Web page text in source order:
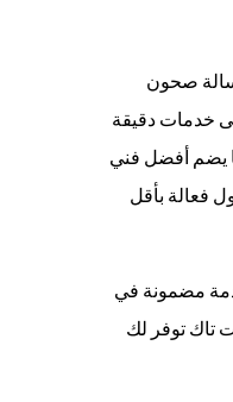
صحون
خدمات دقيقة
يضم أفضل فني
فعالة بأقل
مضمونة في
تاك توفر لك